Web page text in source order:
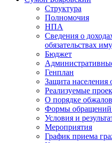
Структура
Полномочия
НПА
Сведения о
обязательствах
Бюджет
Генплан
Защита населения
Реализуемые
О порядке
Формы обращений
Условия и
Мероприятия
График приема